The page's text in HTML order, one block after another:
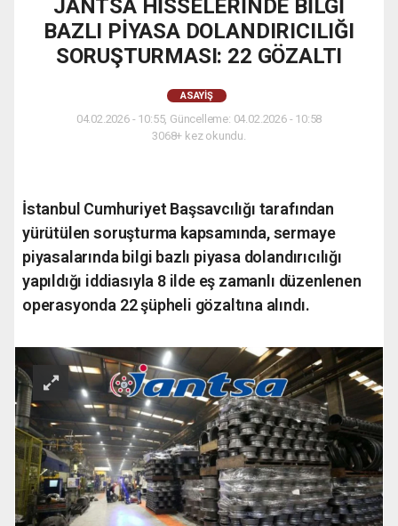
JANTSA HİSSELERİNDE BİLGİ
BAZLI PİYASA DOLANDIRICILIĞI
SORUŞTURMASI: 22 GÖZALTI
ASAYIŞ
04.02.2026 - 10:55, Güncelleme: 04.02.2026 - 10:58
3068+ kez okundu.
İstanbul Cumhuriyet Başsavcılığı tarafından
yürütülen soruşturma kapsamında, sermaye
piyasalarında bilgi bazlı piyasa dolandırıcılığı
yapıldığı iddiasıyla 8 ilde eş zamanlı düzenlenen
operasyonda 22 şüpheli gözaltına alındı.